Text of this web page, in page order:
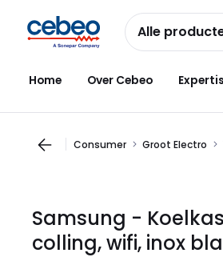
naar
navigatie
naar
inhoud
Alle
Home Over Cebeo
Consumer Groot Electro
Samsung -
colling, wifi, inox